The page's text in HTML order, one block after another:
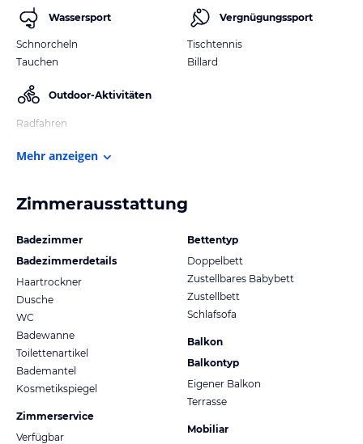
Wassersport
Schnorcheln
Tauchen
Outdoor-Aktivitäten
Radfahren
Vergnügungssport
Tischtennis
Billard
Mehr anzeigen
Zimmerausstattung
Badezimmer
Badezimmerdetails
Haartrockner
Dusche
WC
Badewanne
Toilettenartikel
Bademantel
Kosmetikspiegel
Zimmerservice
Verfügbar
Bettentyp
Doppelbett
Zustellbares Babybett
Zustellbett
Schlafsofa
Balkon
Balkontyp
Eigener Balkon
Terrasse
Mobiliar